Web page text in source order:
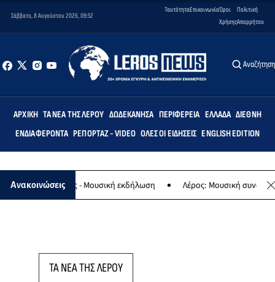
Σάββατο, 8 Αυγούστου 2026, 09:52
ΤαυτότηταΕπικοινωνίαΌροι
Χρήσης
Πολιτική
Απορρήτου
Αναζήτηση
ΑΡΧΙΚΉ ΤΑ ΝΈΑ ΤΗΣ ΛΈΡΟΥ ΔΩΔΕΚΆΝΗΣΑ ΠΕΡΙΦΈΡΕΙΑ ΕΛΛΆΔΑ ΔΙΕΘΝΉ
ΕΝΔΙΑΦΈΡΟΝΤΑ ΡΕΠΟΡΤΆΖ - VIDEO ΌΛΕΣ ΟΙ ΕΙΔΉΣΕΙΣ ENGLISH EDITION
Ανακοινώσεις
της Παναγίας - Μουσική εκδήλωση Λέρος: Μουσική συναυλία
ΤΑ ΝΕΑ ΤΗΣ ΛΕΡΟΥ